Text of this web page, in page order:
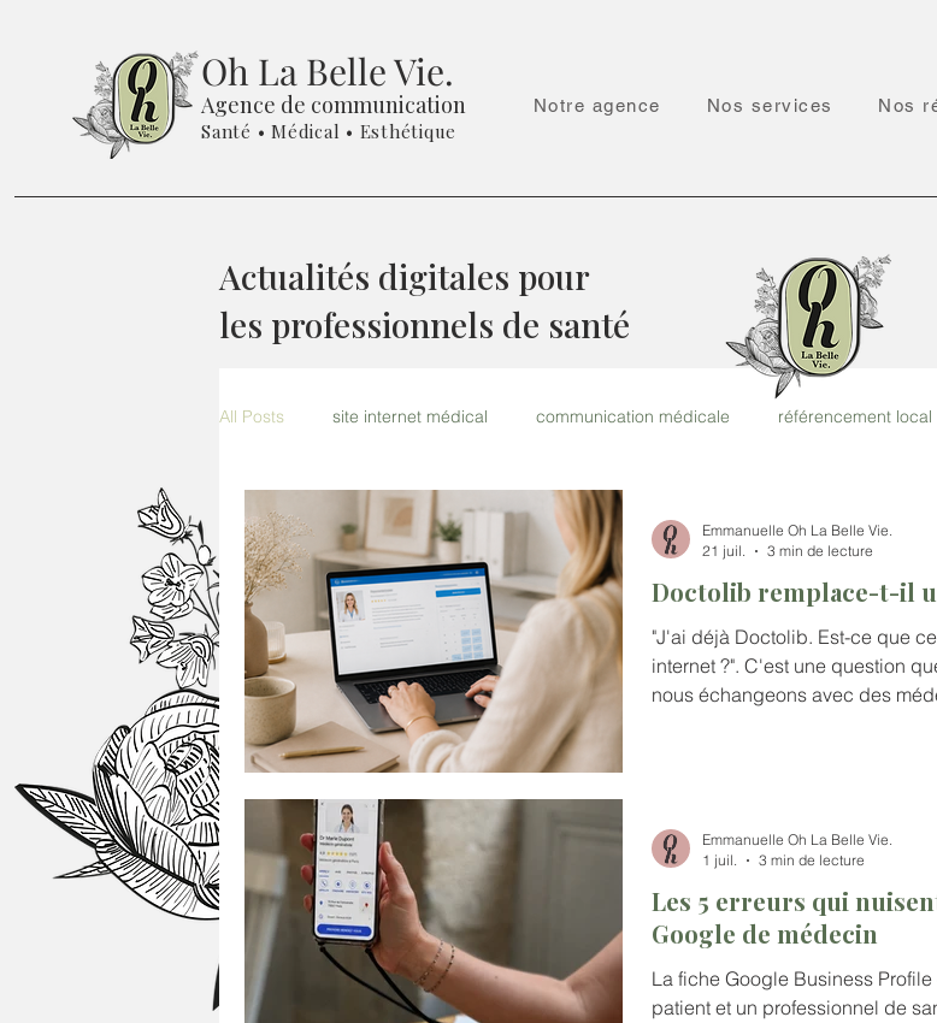
Oh La Belle Vie.
Agence de communication
Santé • Médical • Esthétique
Notre agence Nos services Nos
All Posts site internet médical communication médicale référencement local
Doctolib remplace-t-il
"J'ai déjà Doctolib. Est-ce que
internet ?". C'est une question
nous échangeons avec des
Emmanuelle Oh La Belle Vie.
21 juil.
3 min de lecture
Les 5 erreurs qui
Google de médecin
La fiche Google Business
patient et un professionnel de
Emmanuelle Oh La Belle Vie.
1 juil.
3 min de lecture
Actualités digitales pour
les professionnels de santé